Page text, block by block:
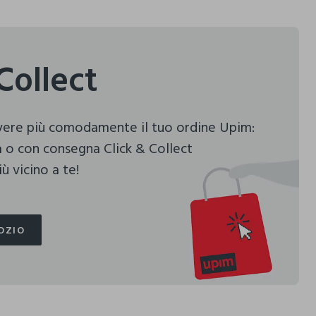
più comodamente il tuo ordine Upim:
con consegna Click & Collect
vicino a te!